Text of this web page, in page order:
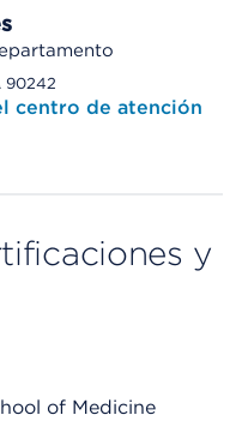
90242
centro de atención
y
of Medicine